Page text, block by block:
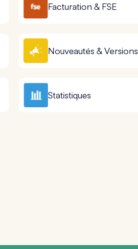
Facturation & FSE
Nouveautés & Versions
Statistiques